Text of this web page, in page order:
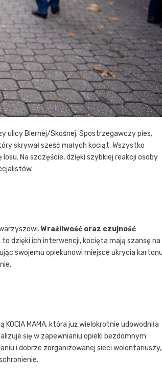
ulicy Biernej/Skośnej. Spostrzegawczy pies,
skrywał sześć małych kociąt. Wszystko
Na szczęście, dzięki szybkiej reakcji osoby
Wrażliwość oraz czujność
dzięki ich interwencji, kocięta mają szansę na
swojemu opiekunowi miejsce ukrycia
MAMA, która już wielokrotnie udowodniła
się w zapewnianiu opieki bezdomnym
i dobrze zorganizowanej sieci wolontariuszy,